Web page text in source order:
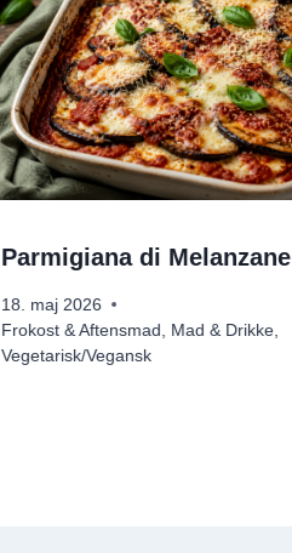
Parmigiana di Melanzane
18. maj 2026
Frokost & Aftensmad
Mad & Drikke
Vegetarisk/Vegansk